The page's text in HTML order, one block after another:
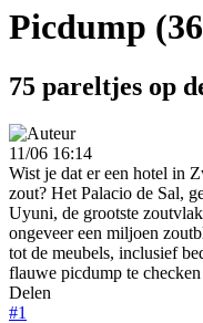
Picdump
75 pareltjes op
11/06 16:14
Wist je dat er een hotel in
zout? Het Palacio de Sal,
Uyuni, de grootste
ongeveer een miljoen
tot de meubels, inclusief
flauwe picdump te checken
Delen
#1